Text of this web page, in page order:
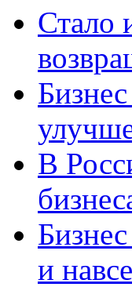
Стало
В
и